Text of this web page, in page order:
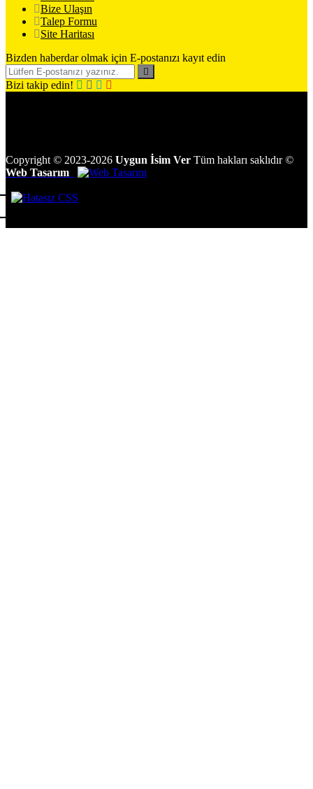
Bize Ulaşın
Talep Formu
Site Haritası
Bizden haberdar olmak için E-postanızı kayıt edin
Bizi takip edin!
Copyright © 2023-2026 Uygun İsim Ver Tüm hakları saklıdır ©
Web Tasarım